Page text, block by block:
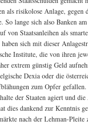
als risikolose Anlage,
So lange sich also Banken
von Staatsanleihen als
sich mit dieser
Institute, die von ihren
extrem günstig Geld
Dexia oder die
zum Opfer
der Staaten agiert und
dies dankend zur Kenntnis
nach der Lehman-Pleite